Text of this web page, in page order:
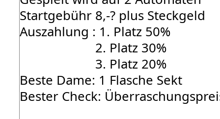
Startgebühr 8,-? plus Steckgeld
Auszahlung : 1. Platz 50%
2. Platz 30%
3. Platz 20%
Beste Dame: 1 Flasche Sekt
Bester Check: